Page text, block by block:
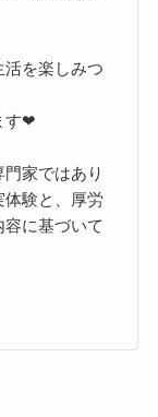
を楽しみつ
す❤
家ではあり
体験と、厚労
に基づいて